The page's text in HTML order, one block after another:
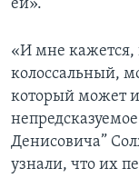
ей».
«И мне кажется,
колоссальный,
который может
Денисовича”
узнали, что их